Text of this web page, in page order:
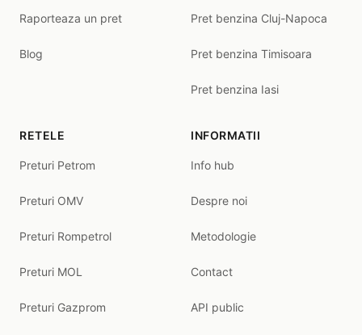
Raporteaza un pret
Blog
Pret benzina Cluj-Napoca
Pret benzina Timisoara
Pret benzina Iasi
RETELE
Preturi Petrom
Preturi OMV
Preturi Rompetrol
Preturi MOL
Preturi Gazprom
INFORMATII
Info hub
Despre noi
Metodologie
Contact
API public